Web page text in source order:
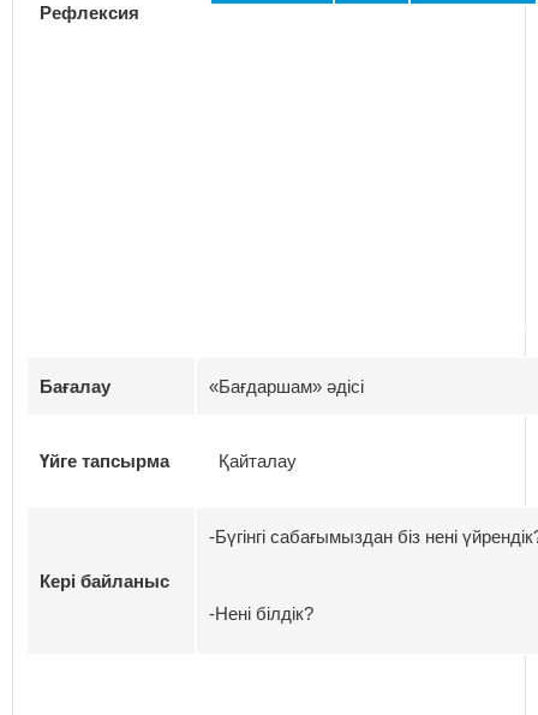
Рефлексия
Бағалау «Бағдаршам» әдісі
Үйге тапсырма Қайталау
Кері байланыс
-Бүгінгі сабағымыздан біз нені
-Нені білдік?